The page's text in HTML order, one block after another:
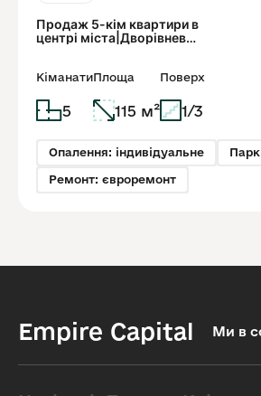
Продаж 5-кім квартири в
центрі міста|Дворівнева
Кіманати
5
Площа
115 м²
Поверх
1/3
Опалення: індивідуальне
Ремонт: євроремонт
Empire Capital Ми в